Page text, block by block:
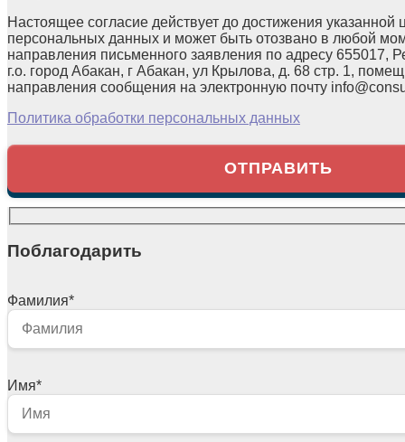
Настоящее согласие действует до достижения указанной
персональных данных и может быть отозвано в любой
направления письменного заявления по адресу 655017,
г.о. город Абакан, г Абакан, ул Крылова, д. 68 стр. 1,
направления сообщения на электронную почту
Политика обработки персональных данных
Поблагодарить
Фамилия*
Имя*